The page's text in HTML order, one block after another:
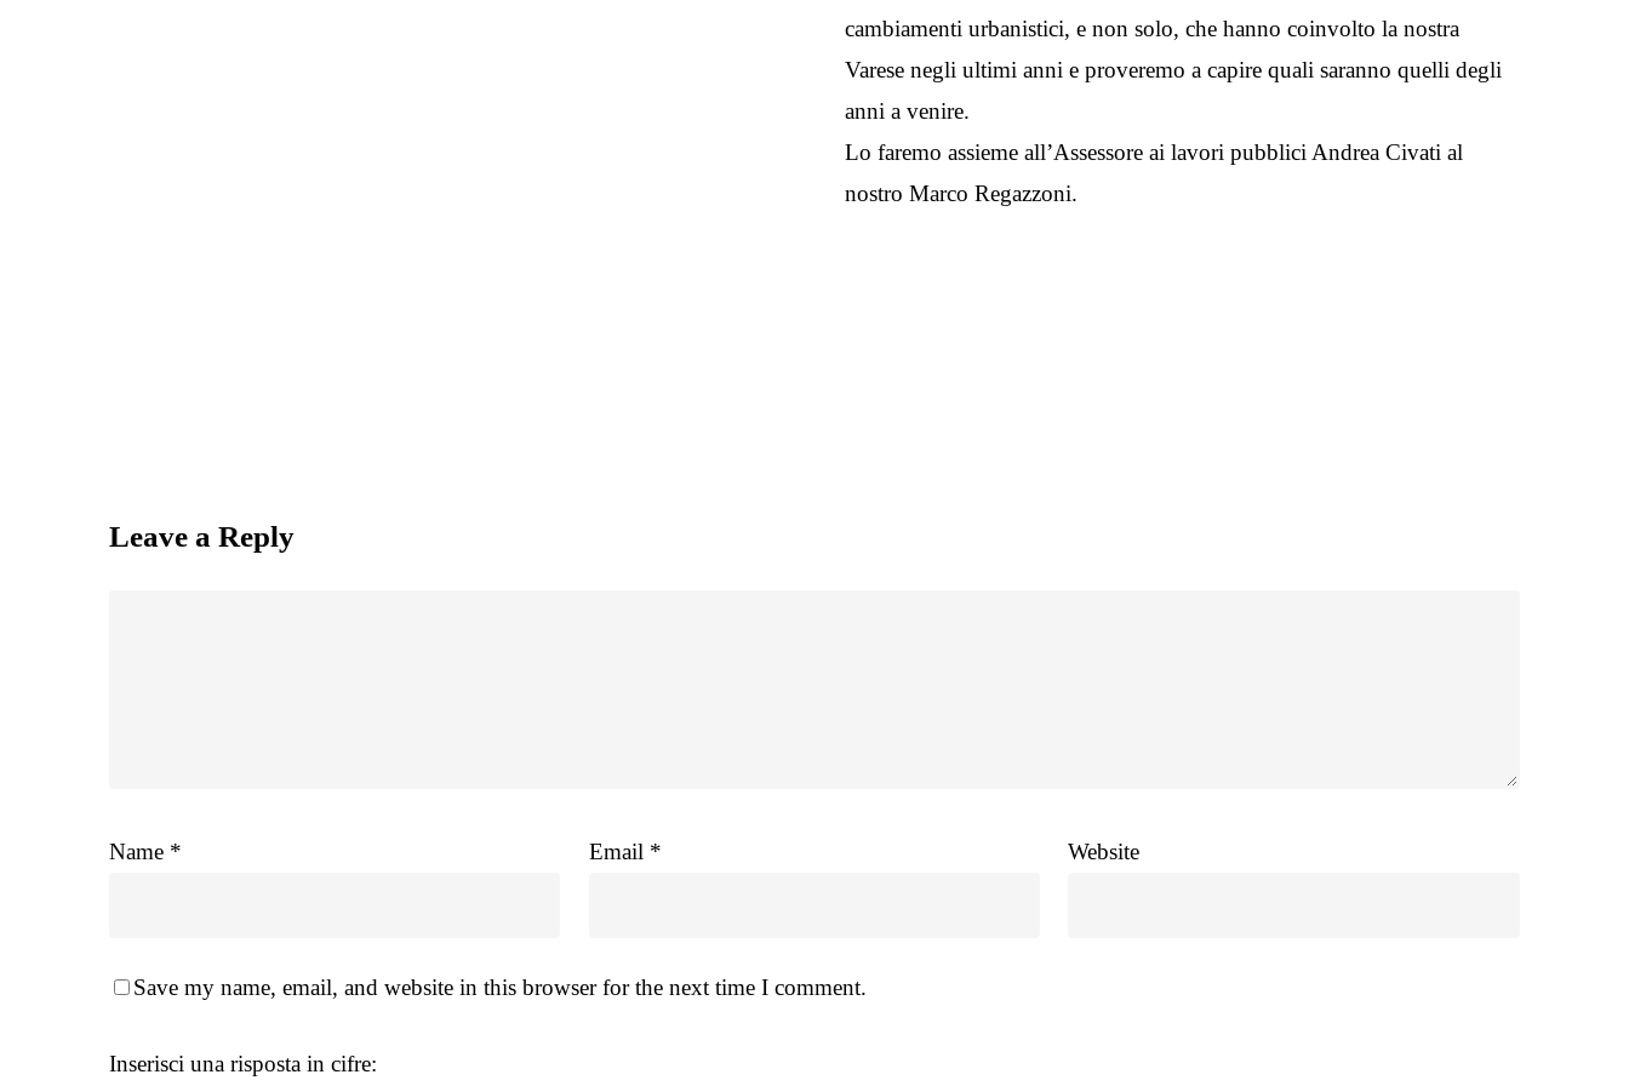
cambiamenti urbanistici, e non solo, che hanno coinvolto la nostra
Varese negli ultimi anni e proveremo a capire quali saranno quelli degli
anni a venire.
Lo faremo assieme all’Assessore ai lavori pubblici Andrea Civati al
nostro Marco Regazzoni.
Leave a Reply
Name * Email * Website
Save my name, email, and website in this browser for the next time I comment.
Inserisci una risposta in cifre: